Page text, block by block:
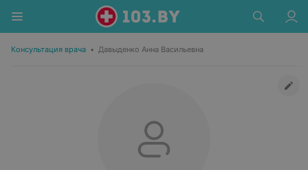
Консультация врача • Давыденко Анна Васильевна